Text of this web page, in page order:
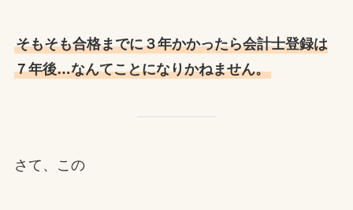
そもそも合格までに３年かかったら会計士登録は
７年後…なんてことになりかねません。
さて、この